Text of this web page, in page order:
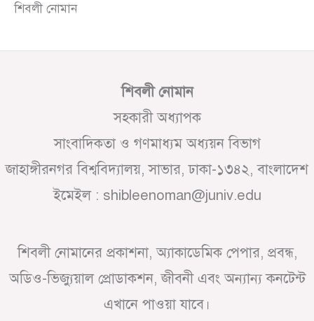
শিবলী নোমান
শিবলী নোমান
সহকারী অধ্যাপক
সাংবাদিকতা ও গণমাধ্যম অধ্যয়ন বিভাগ
জাহাঙ্গীরনগর বিশ্ববিদ্যালয়, সাভার, ঢাকা-১৩৪২, বাংলাদেশ
ইমেইল : shibleenoman@juniv.edu
শিবলী নোমানের প্রকাশনা, অ্যাকাডেমিক পেপার, প্রবন্ধ,
অডিও-ভিজ্যুয়াল প্রোডাকশন, জীবনী এবং অন্যান্য কনটেন্ট
এখানে পাওয়া যাবে।